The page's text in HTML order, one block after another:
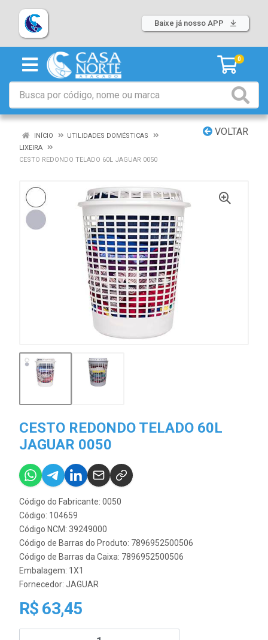
Baixe já nosso APP
0
VOLTAR
INÍCIO
UTILIDADES DOMÉSTICAS
LIXEIRA
CESTO REDONDO TELADO 60L JAGUAR 0050
CESTO REDONDO TELADO 60L
JAGUAR 0050
Código do Fabricante: 0050
Código: 104659
Código NCM: 39249000
Código de Barras do Produto: 7896952500506
Código de Barras da Caixa: 7896952500506
Embalagem: 1X1
Fornecedor: JAGUAR
R$ 63,45